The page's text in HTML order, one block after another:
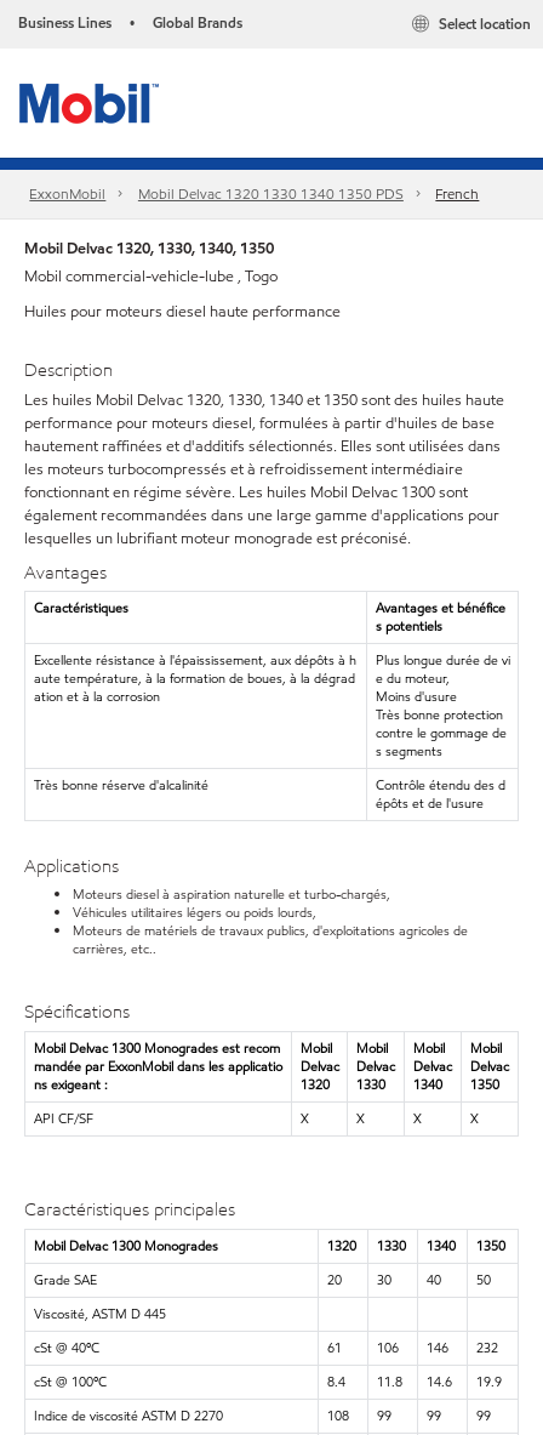
Business Lines • Global Brands Select location
ExxonMobil Mobil Delvac 1320 1330 1340 1350 PDS French
Mobil Delvac 1320, 1330, 1340, 1350
Mobil commercial-vehicle-lube , Togo
Huiles pour moteurs diesel haute performance
Description
Les huiles Mobil Delvac 1320, 1330, 1340 et 1350 sont des huiles haute
performance pour moteurs diesel, formulées à partir d'huiles de base
hautement raffinées et d'additifs sélectionnés. Elles sont utilisées dans
les moteurs turbocompressés et à refroidissement intermédiaire
fonctionnant en régime sévère. Les huiles Mobil Delvac 1300 sont
également recommandées dans une large gamme d'applications pour
lesquelles un lubrifiant moteur monograde est préconisé.
Avantages
Caractéristiques
Avantages et bénéfice
s potentiels
Excellente résistance à l'épaississement, aux dépôts à h
aute température, à la formation de boues, à la dégrad
ation et à la corrosion
Plus longue durée de vi
e du moteur,
Moins d'usure
Très bonne protection
contre le gommage de
s segments
Très bonne réserve d'alcalinité
Contrôle étendu des d
épôts et de l'usure
Applications
Moteurs diesel à aspiration naturelle et turbo-chargés,
Véhicules utilitaires légers ou poids lourds,
Moteurs de matériels de travaux publics, d'exploitations agricoles de
carrières, etc..
Spécifications
Mobil Delvac 1300 Monogrades est recom
mandée par ExxonMobil dans les applicatio
ns exigeant :
Mobil
Delvac
1320
Mobil
Delvac
1330
Mobil
Delvac
1340
Mobil
Delvac
1350
API CF/SF
X X X X
Caractéristiques principales
Mobil Delvac 1300 Monogrades 1320 1330 1340
1350
Grade SAE
20 30 40
50
Viscosité, ASTM D 445
cSt @ 40ºC
61 106 146
232
cSt @ 100ºC
8.4 11.8 14.6
19.9
Indice de viscosité ASTM D 2270
108 99 99
99